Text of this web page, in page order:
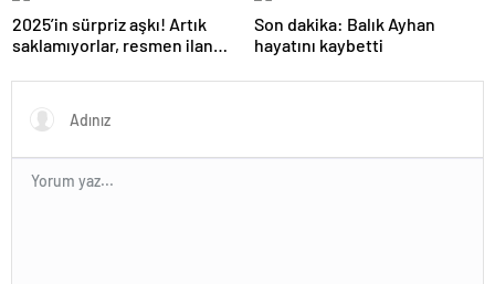
2025’in sürpriz aşkı! Artık
saklamıyorlar, resmen ilan
Son dakika: Balık Ayhan
hayatını kaybetti